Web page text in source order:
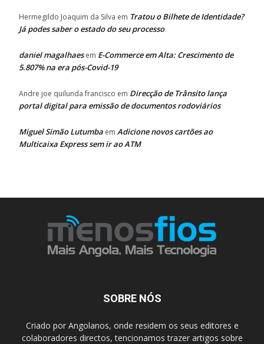
Hermegildo Joaquim da Silva em Tratou o Bilhete de Identidade?
Já podes saber o estado do seu processo
daniel magalhaesem E-Commerce em Alta: Crescimento de
5.807% na era pós-Covid-19
Andre joe quilunda francisco em Direcção de Trânsito lança
portal digital para emissão de documentos rodoviários
Miguel Simão Lutumba em Adicione novos cartões ao
Multicaixa Express sem ir ao ATM
SOBRE NÓS
Criado por Angolanos, onde residem os seus editores e
colaboradores directos, tencionamos trazer artigos sobre